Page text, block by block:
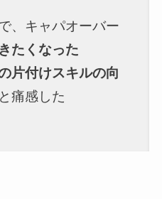
、キャパオーバー
たくなった
片付けスキルの向
と痛感した